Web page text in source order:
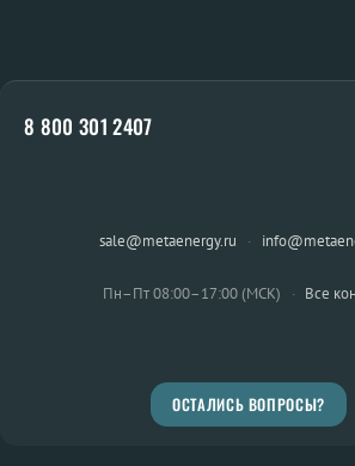
8 800 301 2407
sale@metaenergy.ru ·
Пн–Пт 08:00–17:00 (МСК) · Все
ОСТАЛИСЬ ВОПРОСЫ?